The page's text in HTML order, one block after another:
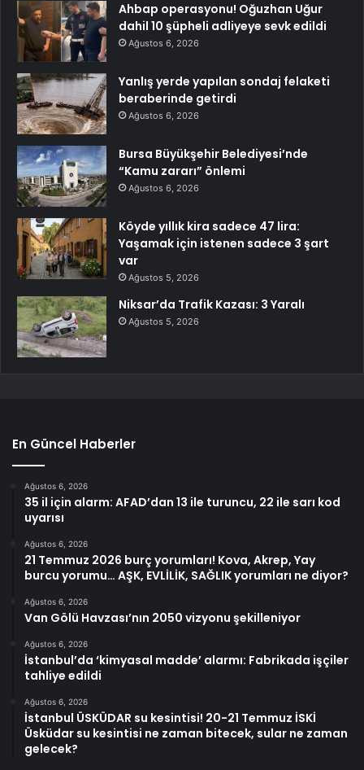
Ahbap operasyonu! Oğuzhan Uğur
dahil 10 şüpheli adliyeye sevk edildi
Ağustos 6, 2026
Yanlış yerde yapılan sondaj felaketi
beraberinde getirdi
Ağustos 6, 2026
Bursa Büyükşehir Belediyesi’nde
“Kamu zararı” önlemi
Ağustos 6, 2026
Köyde yıllık kira sadece 47 lira:
Yaşamak için istenen sadece 3 şart
var
Ağustos 5, 2026
Niksar’da Trafik Kazası: 3 Yaralı
Ağustos 5, 2026
En Güncel Haberler
Ağustos 6, 2026
35 il için alarm: AFAD’dan 13 ile turuncu, 22 ile sarı kod
uyarısı
Ağustos 6, 2026
21 Temmuz 2026 burç yorumları! Kova, Akrep, Yay
burcu yorumu… AŞK, EVLİLİK, SAĞLIK yorumları ne diyor?
Ağustos 6, 2026
Van Gölü Havzası’nın 2050 vizyonu şekilleniyor
Ağustos 6, 2026
İstanbul’da ‘kimyasal madde’ alarmı: Fabrikada işçiler
tahliye edildi
Ağustos 6, 2026
İstanbul ÜSKÜDAR su kesintisi! 20-21 Temmuz İSKİ
Üsküdar su kesintisi ne zaman bitecek, sular ne zaman
gelecek?